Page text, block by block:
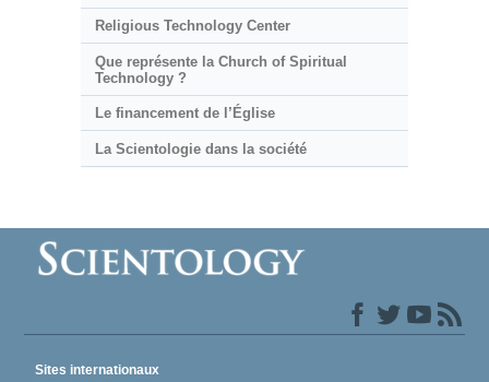
Religious Technology Center
Que représente la Church of Spiritual
Technology ?
Le financement de l’Église
La Scientologie dans la société
Sites internationaux